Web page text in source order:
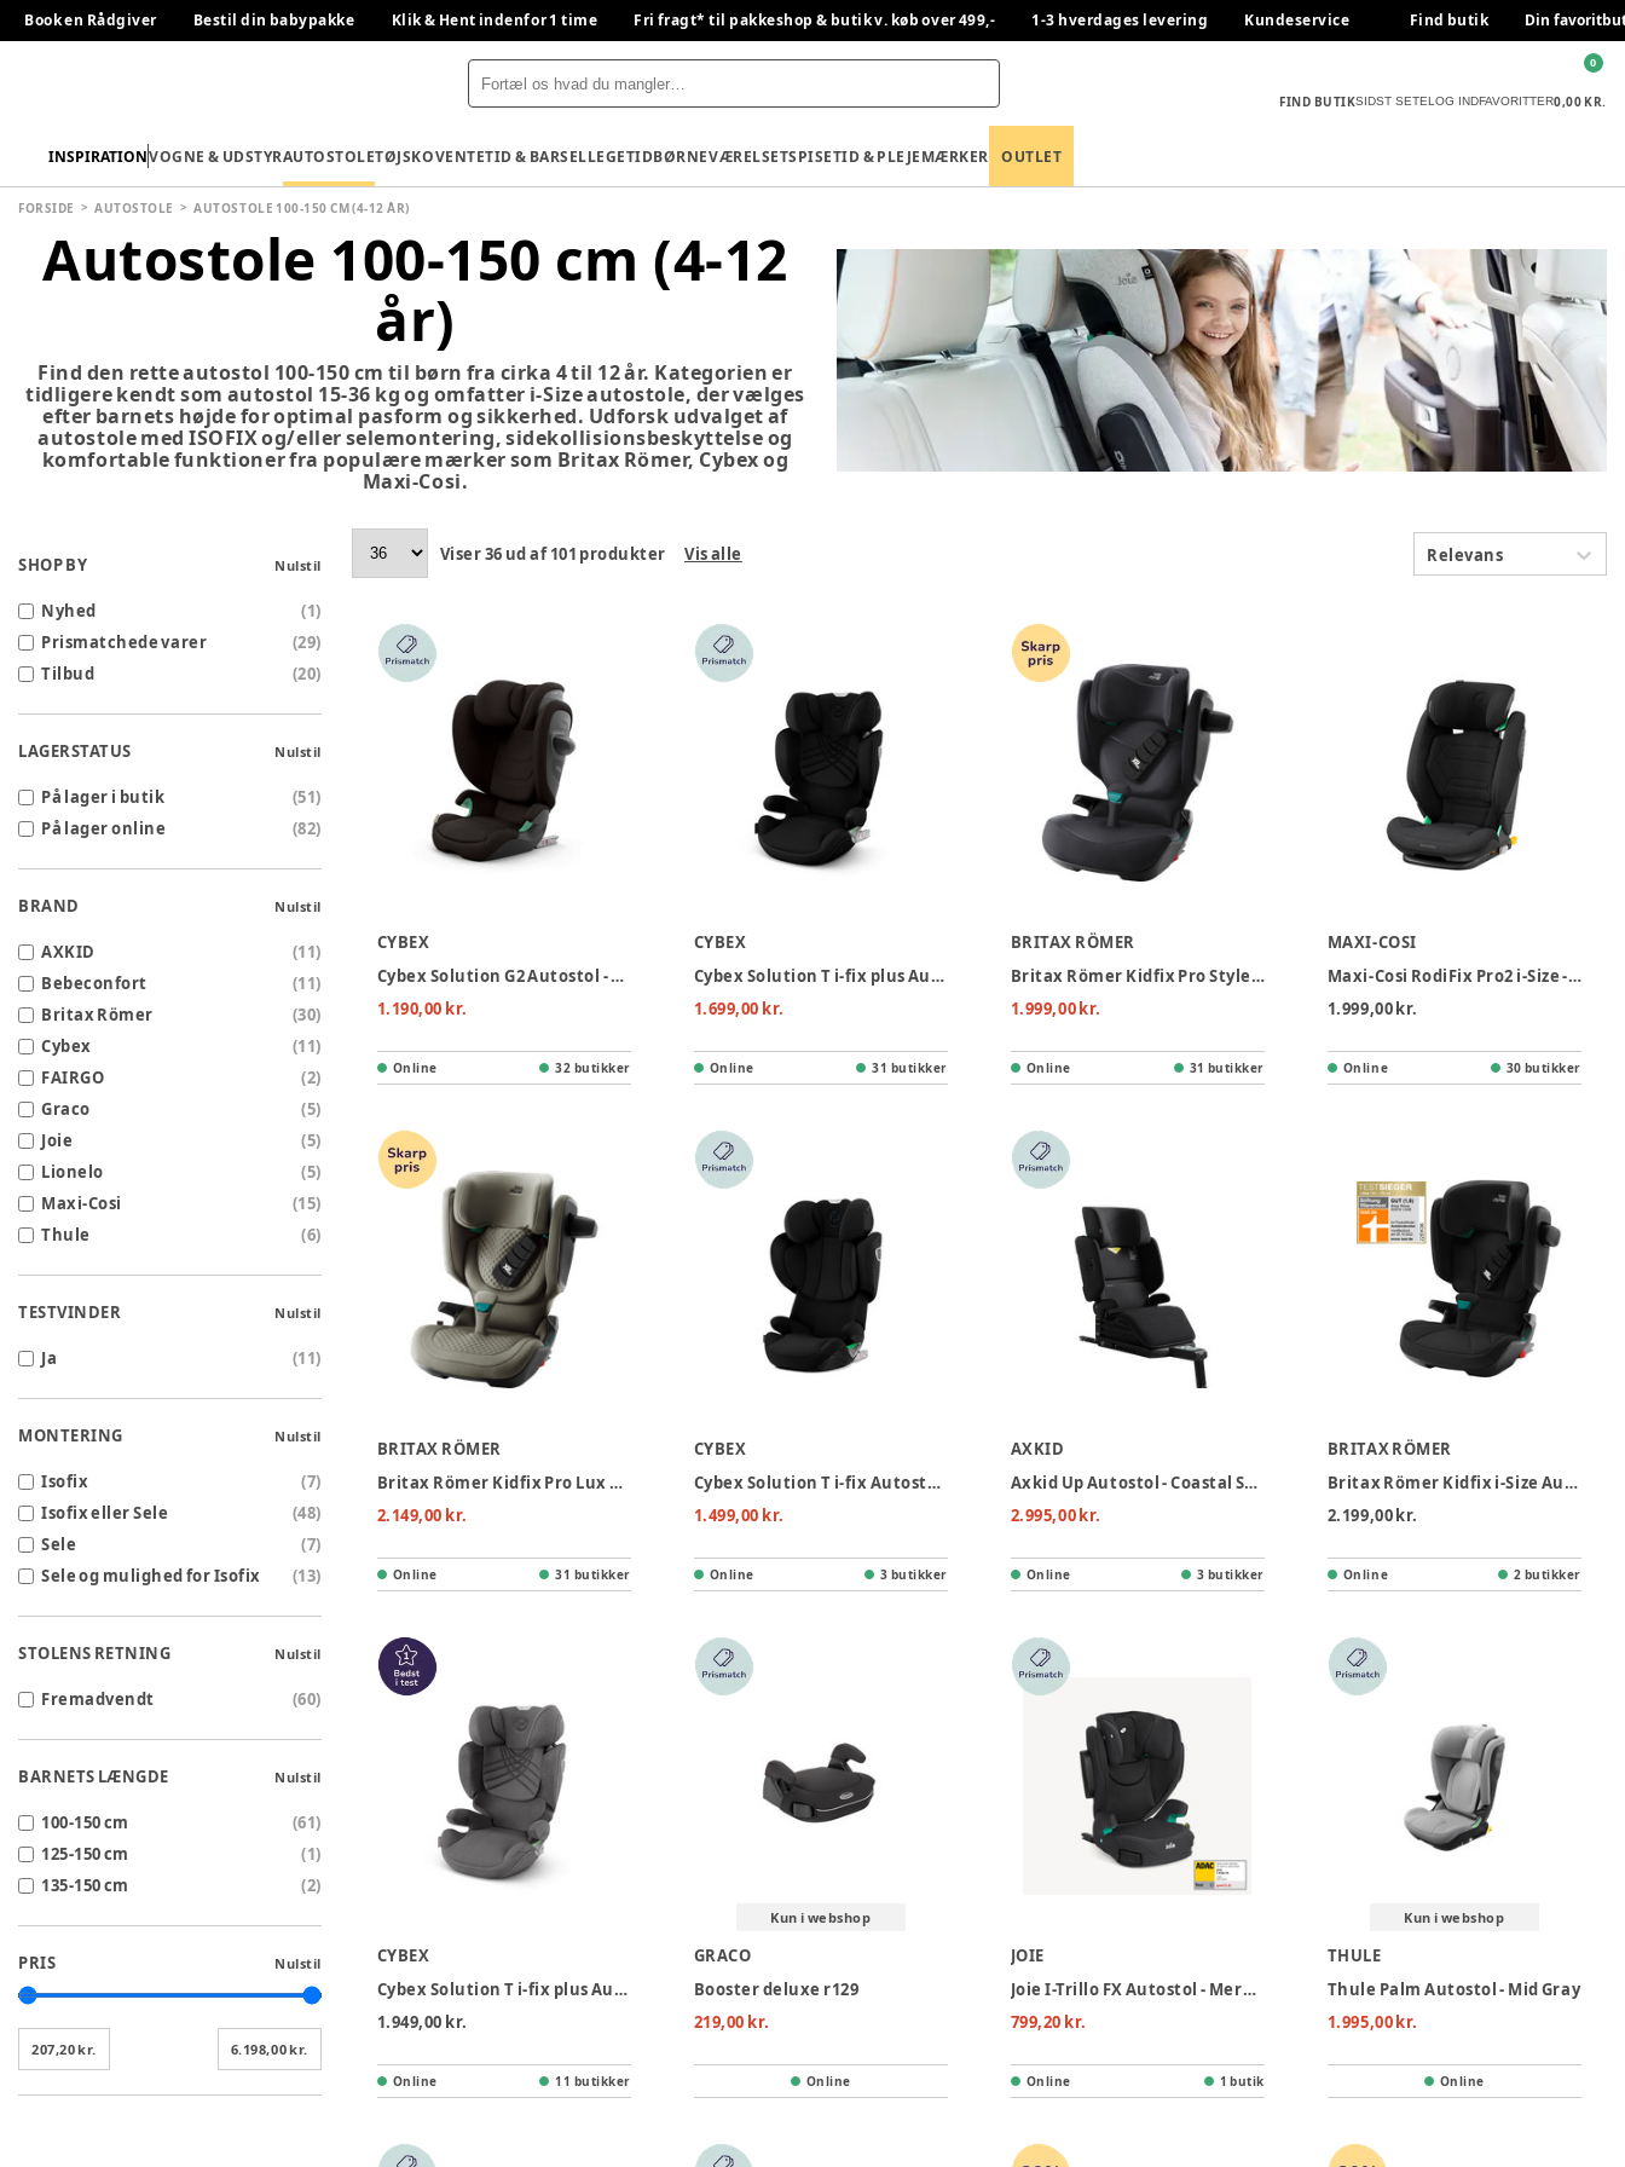
Book en Rådgiver Bestil din babypakke Klik & Hent indenfor 1 time Fri fragt* til pakkeshop & butik v. køb over 499,- 1-3 hverdages levering Kundeservice Find butik Din
FIND BUTIKSIDST SETELOG INDFAVORITTER0,00 KR.
0
INSPIRATIONVOGNE & UDSTYRAUTOSTOLETØJSKOVENTETID & BARSELLEGETIDBØRNEVÆRELSETSPISETID & PLEJEMÆRKER OUTLET
FORSIDE AUTOSTOLE AUTOSTOLE 100-150 CM (4-12 ÅR)
Autostole 100-150 cm (4-12
år)
Find den rette autostol 100-150 cm til børn fra cirka 4 til 12 år. Kategorien er
tidligere kendt som autostol 15-36 kg og omfatter i-Size autostole, der vælges
efter barnets højde for optimal pasform og sikkerhed. Udforsk udvalget af
autostole med ISOFIX og/eller selemontering, sidekollisionsbeskyttelse og
komfortable funktioner fra populære mærker som Britax Römer, Cybex og
Maxi-Cosi.
SHOP BY Nulstil
Nyhed (1)
Prismatchede varer
(29)
Tilbud
(20)
LAGERSTATUS Nulstil
På lager i butik (51)
På lager online
(82)
BRAND Nulstil
AXKID (11)
Bebeconfort
(11)
Britax Römer
(30)
Cybex
(11)
FAIRGO
(2)
Graco
(5)
Joie
(5)
Lionelo
(5)
Maxi-Cosi
(15)
Thule
(6)
TESTVINDER Nulstil
Ja (11)
MONTERING Nulstil
Isofix (7)
Isofix eller Sele
(48)
Sele
(7)
Sele og mulighed for Isofix
(13)
STOLENS RETNING Nulstil
Fremadvendt (60)
BARNETS LÆNGDE Nulstil
100-150 cm (61)
125-150 cm
(1)
135-150 cm
(2)
PRIS Nulstil
207,20 kr. 6.198,00 kr.
Viser36 ud af 101 produkter Vis alle Relevans
CYBEX
Cybex Solution G2 Autostol - Magic Black
1.190,00 kr.
Online 32 butikker
CYBEX
Cybex Solution T i-fix plus Autostol - Sepia Black
1.699,00 kr.
Online 31 butikker
BRITAX RÖMER
Britax Römer Kidfix Pro Style Autostol - Carbon Black
1.999,00 kr.
Online 31 butikker
MAXI-COSI
Maxi-Cosi RodiFix Pro2 i-Size - Authentic Black
1.999,00 kr.
Online 30 butikker
BRITAX RÖMER
Britax Römer Kidfix Pro Lux Autostol - Urban Olive
2.149,00 kr.
Online 31 butikker
CYBEX
Cybex Solution T i-fix Autostol - Sepia Black
1.499,00 kr.
Online 3 butikker
AXKID
Axkid Up Autostol - Coastal Storm Black
2.995,00 kr.
Online 3 butikker
BRITAX RÖMER
Britax Römer Kidfix i-Size Autostol - Cosmos Black
2.199,00 kr.
Online 2 butikker
CYBEX
Cybex Solution T i-fix plus Autostol - Mirage Grey
1.949,00 kr.
Online 11 butikker
Kun i webshop
GRACO
Booster deluxe r129
219,00 kr.
Online
JOIE
Joie I-Trillo FX Autostol - Mercury Mesh
799,20 kr.
Online 1 butik
Kun i webshop
THULE
Thule Palm Autostol - Mid Gray
1.995,00 kr.
Online